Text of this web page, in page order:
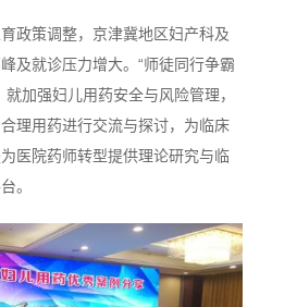
政策调整，京津冀地区妇产科及
及就诊压力增大。“师徒同行争霸
加强妇儿用药安全与风险管理，
理用药进行交流与探讨，为临床
医院药师转型提供理论研究与临
。